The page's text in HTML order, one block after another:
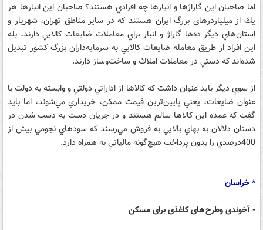
اما صاحبان اين گاراژ‌ها و انبارها چه افرادي هستند؟ صاحبان اين انبارها هر
يك از ميلياردرهاي بزرگ ايران هستند كه در ساير مناطق تهران، شهريار و
استان‌هاي ديگر ده‌ها گاراژ و انبار براي معاملات ضايعات كالايي دارند، بله
اين افراد از طريق معامله ضايعات كالايي به سرمايه‌داران بزرگ كشور تبديل
شده‌اند كه دستي در معاملات املاك و ساخت‌و‌ساز دارند.
از سوي ديگر بايد عنوان داشت كه كالا‌ها از اداراتي دولتي و وابسته به دولت با
عنوان ضايعات، يعني پايين‌ترين قيمت ممكن، خريداري مي‌شوند، اما بايد
گفت كه عمده اين كالا‌ها سالم هستند و در جريان دست به دست شدن در
دستان دلالان به بهاي بالايي به فروش مي‌رسند كه سودهاي نجومي بيش از
400درصدي را بدون پرداخت هيچ‌گونه مالياتي به همراه دارد.
* خراسان
- آخوندی وطرح های کاغذی برای مسکن